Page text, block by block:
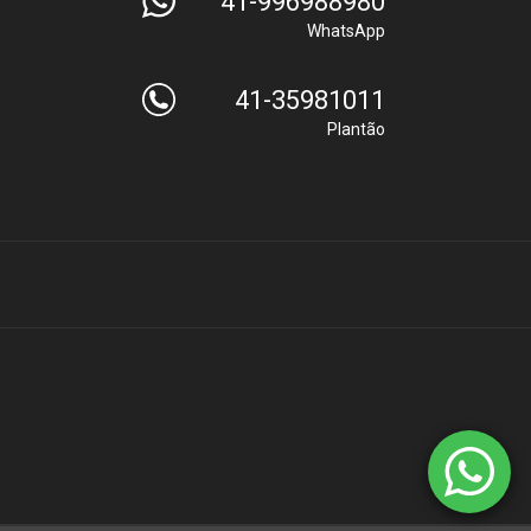
WhatsApp
41-35981011
Plantão